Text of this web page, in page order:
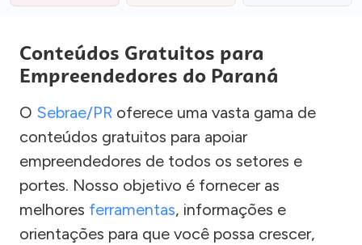
Conteúdos Gratuitos para
Empreendedores do Paraná
O Sebrae/PR oferece uma vasta gama de
conteúdos gratuitos para apoiar
empreendedores de todos os setores e
portes. Nosso objetivo é fornecer as
melhores ferramentas, informações e
orientações para que você possa crescer,